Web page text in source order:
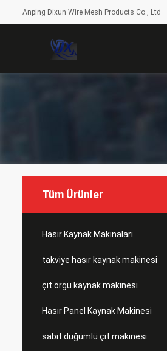
Anping Dixun Wire Mesh Products Co., Ltd
Tüm Ürünler
Hasır Kaynak Makinaları
takviye hasır kaynak makinesi
çit örgü kaynak makinesi
Hasır Panel Kaynak Makinesi
sabit düğümlü çit makinesi